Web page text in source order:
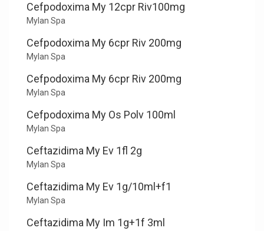
Cefpodoxima My 12cpr Riv100mg
Mylan Spa
Cefpodoxima My 6cpr Riv 200mg
Mylan Spa
Cefpodoxima My 6cpr Riv 200mg
Mylan Spa
Cefpodoxima My Os Polv 100ml
Mylan Spa
Ceftazidima My Ev 1fl 2g
Mylan Spa
Ceftazidima My Ev 1g/10ml+f1
Mylan Spa
Ceftazidima My Im 1g+1f 3ml